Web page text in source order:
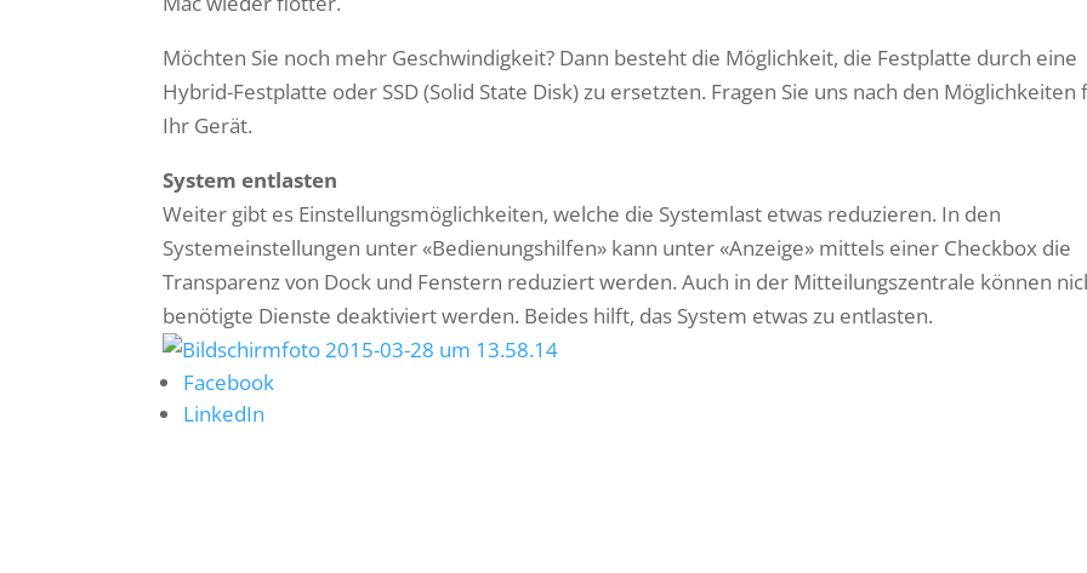
Möchten Sie noch mehr Geschwindigkeit? Dann besteht die Möglichkeit, die Festplatte durch eine
Hybrid-Festplatte oder SSD (Solid State Disk) zu ersetzten. Fragen Sie uns nach den Möglichkeiten
Ihr Gerät.
System entlasten
Weiter gibt es Einstellungsmöglichkeiten, welche die Systemlast etwas reduzieren. In den
Systemeinstellungen unter «Bedienungshilfen» kann unter «Anzeige» mittels einer Checkbox die
Transparenz von Dock und Fenstern reduziert werden. Auch in der Mitteilungszentrale können
benötigte Dienste deaktiviert werden. Beides hilft, das System etwas zu entlasten.
Facebook
LinkedIn